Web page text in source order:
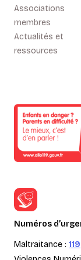
Associations
membres
Actualités et
ressources
Numéros
Maltraitance : 119